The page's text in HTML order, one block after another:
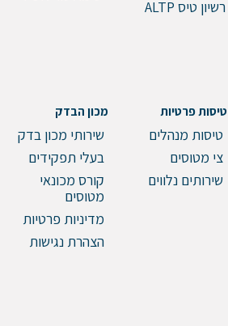
רשיון טיס ALTP
טיסות פרטיות
טיסות מנהלים
צי מטוסים
שירותים נלווים
מכון הבדק
שירותי מכון בדק
בעלי תפקידים
קורס מכונאי
מטוסים
מדיניות פרטיות
הצהרת נגישות